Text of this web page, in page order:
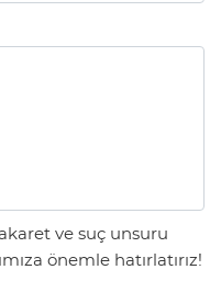
ve suç unsuru
önemle hatırlatırız!